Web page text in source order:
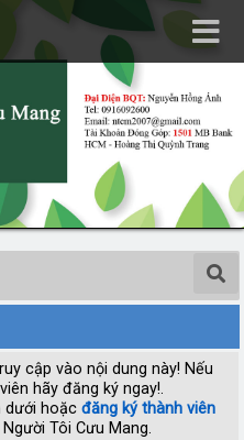
cập vào nội dung này! Nếu
hãy đăng ký ngay!.
dưới hoặc đăng ký thành viên
Tôi Cưu Mang.